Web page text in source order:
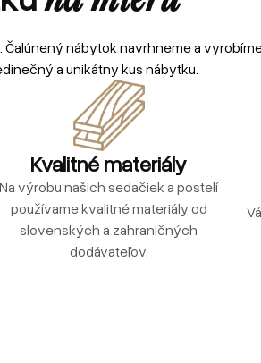
nábytok navrhneme a
a unikátny kus nábytku.
Kvalitné materiály
Na výrobu našich sedačiek a postelí
používame kvalitné materiály od
slovenských a zahraničných
dodávateľov.